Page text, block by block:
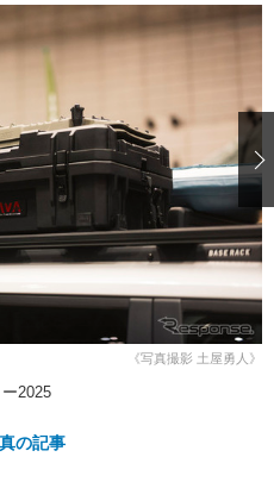
沖縄
愛車 File
ストップ！不具合修理＆粗悪修理
洗車
コーティング
防錆
カーメーカー「旧車」関連プロジェ
クト
プロショップ検索
《写真撮影 土屋勇人》
2025
の記事